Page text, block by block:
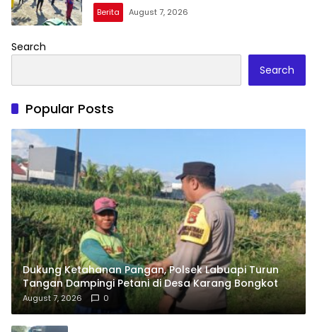
Berita August 7, 2026
Search
Search
Popular Posts
Dukung Ketahanan Pangan, Polsek Labuapi Turun
Tangan Dampingi Petani di Desa Karang Bongkot
August 7, 2026 0